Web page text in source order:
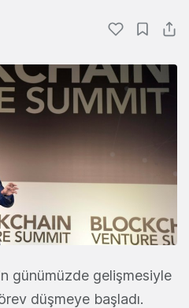
günümüzde gelişmesiyle
düşmeye başladı.